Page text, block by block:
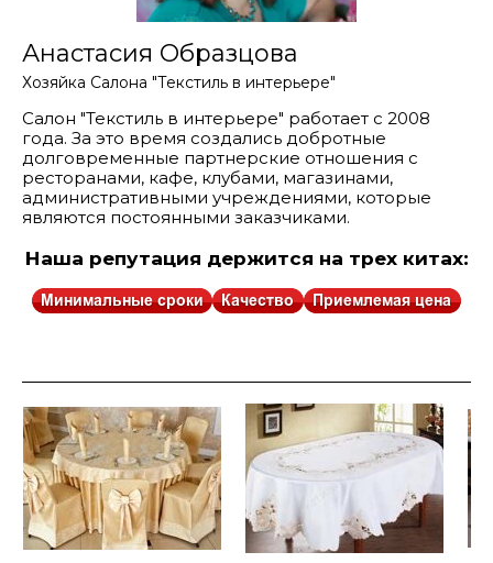
Анастасия Образцова
Хозяйка Салона "Текстиль в интерьере"
Салон "Текстиль в интерьере" работает с 2008
года. За это время создались добротные
долговременные партнерские отношения с
ресторанами, кафе, клубами, магазинами,
административными учреждениями, которые
являются постоянными заказчиками.
Наша репутация держится на трех китах: